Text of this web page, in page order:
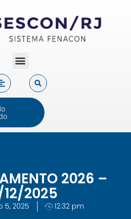
2026 –
12/2025
5, 2025 12:32 pm